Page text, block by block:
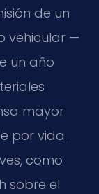
de un
vehicular —
un año
mayor
por vida.
como
sobre el